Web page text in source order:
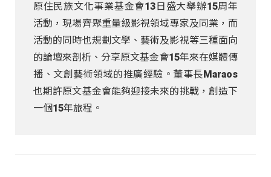
原住民族文化事業基金會13日盛大舉辦15周年
活動，現場齊聚重量級影視領域專家及同業，而
活動的同時也規劃文學、藝術及影視等三種面向
的論壇來剖析、分享原文基金會15年來在媒體傳
播、文創藝術領域的推廣經驗。董事長Maraos
也期許原文基金會能夠迎接未來的挑戰，創造下
一個15年旅程。